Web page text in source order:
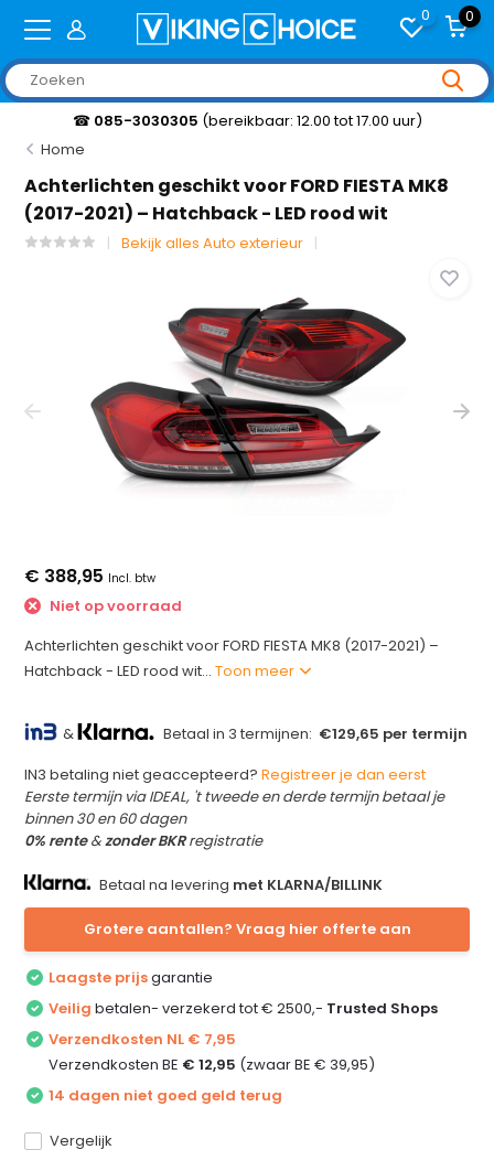
0 0
☎ 085-3030305 (bereikbaar: 12.00 tot 17.00 uur)
Home
Achterlichten geschikt voor FORD FIESTA MK8
(2017-2021) – Hatchback - LED rood wit
Bekijk alles Auto exterieur
€ 388,95 Incl. btw
Niet op voorraad
Achterlichten geschikt voor FORD FIESTA MK8 (2017-2021) –
Hatchback - LED rood wit...Toon meer
& Betaal in 3 termijnen: €129,65 per termijn
IN3 betaling niet geaccepteerd?Registreer je dan eerst
Eerste termijn via IDEAL, 't tweede en derde termijn betaal je
binnen 30 en 60 dagen
0% rente&zonder BKRregistratie
Betaal na levering met KLARNA/BILLINK
Grotere aantallen? Vraag hier offerte aan
Laagste prijsgarantie
Veilig betalen- verzekerd tot € 2500,- Trusted Shops
Verzendkosten NL € 7,95
Verzendkosten BE € 12,95 (zwaar BE € 39,95)
14 dagen niet goed geld terug
Vergelijk